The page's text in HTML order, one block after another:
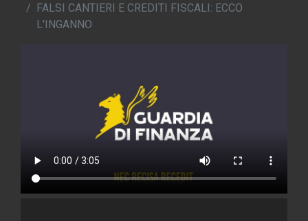
FALSI CANTIERI E CREDITI FISCALI: ECCO
L'INGANNO